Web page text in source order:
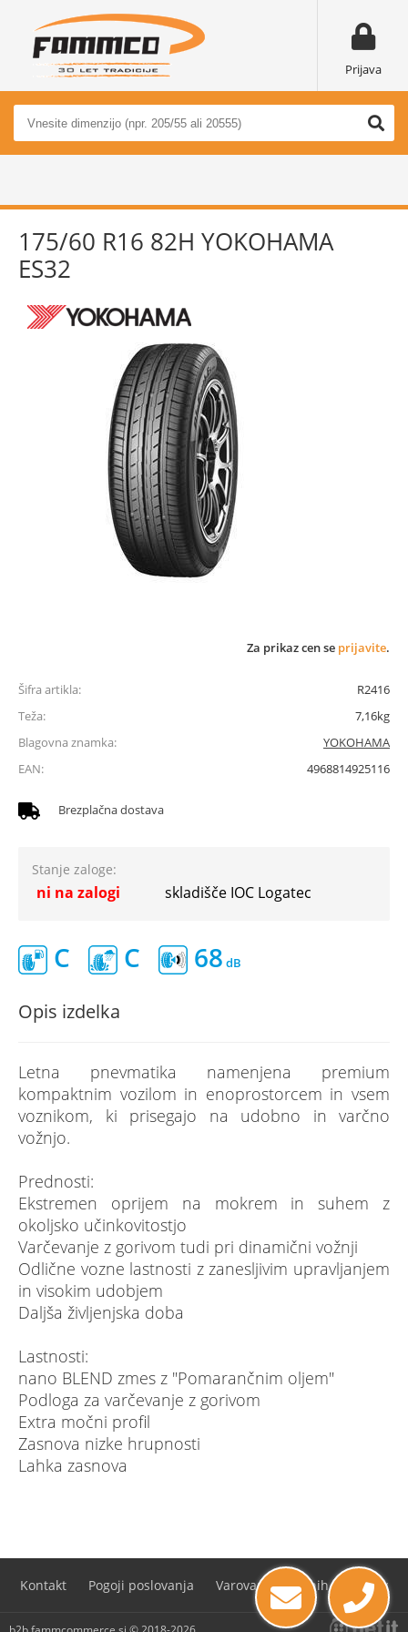
Prijava
175/60 R16 82H YOKOHAMA
ES32
Za prikaz cen se prijavite.
Šifra artikla:
R2416
Teža:
7,16kg
Blagovna znamka:
YOKOHAMA
EAN:
4968814925116
Brezplačna dostava
Stanje zaloge:
ni na zalogi skladišče IOC Logatec
C C 68
Opis izdelka
Letna pnevmatika namenjena premium
kompaktnim vozilom in enoprostorcem in vsem
voznikom, ki prisegajo na udobno in varčno
vožnjo.
Prednosti:
Ekstremen oprijem na mokrem in suhem z
okoljsko učinkovitostjo
Varčevanje z gorivom tudi pri dinamični vožnji
Odlične vozne lastnosti z zanesljivim upravljanjem
in visokim udobjem
Daljša življenjska doba
Lastnosti:
nano BLEND zmes z "Pomarančnim oljem"
Podloga za varčevanje z gorivom
Extra močni profil
Zasnova nizke hrupnosti
Lahka zasnova
Kontakt Pogoji poslovanja Varovanje osebnih podatkov